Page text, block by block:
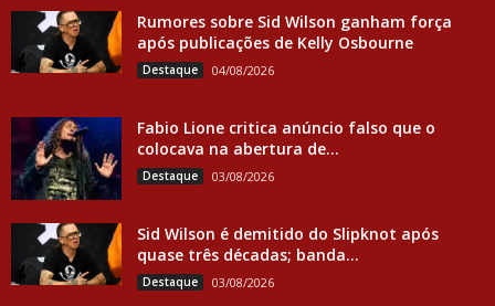
Rumores sobre Sid Wilson ganham força
após publicações de Kelly Osbourne
Destaque 04/08/2026
Fabio Lione critica anúncio falso que o
colocava na abertura de...
Destaque 03/08/2026
Sid Wilson é demitido do Slipknot após
quase três décadas; banda...
Destaque 03/08/2026